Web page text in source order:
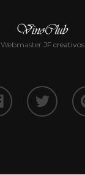
Webmaster JF creativos